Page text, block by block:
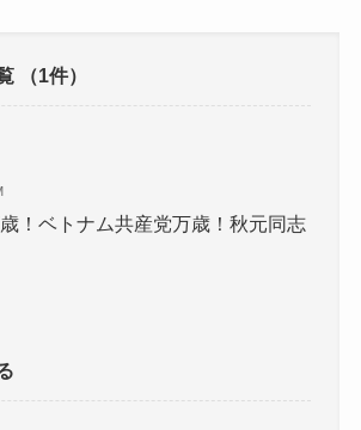
（1件）
！ベトナム共産党万歳！秋元同志